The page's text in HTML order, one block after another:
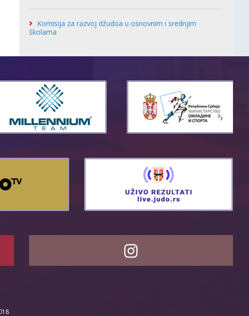
Komisija za razvoj džudoa u osnovnim i srednjim
školama